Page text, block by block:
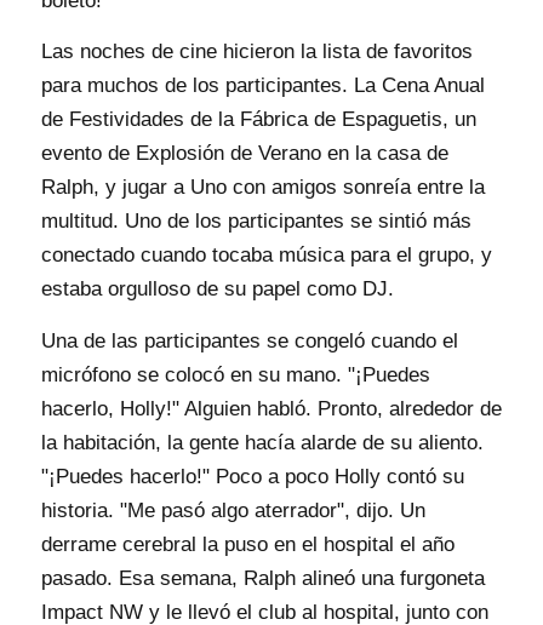
Las noches de cine hicieron la lista de favoritos
para muchos de los participantes. La Cena Anual
de Festividades de la Fábrica de Espaguetis, un
evento de Explosión de Verano en la casa de
Ralph, y jugar a Uno con amigos sonreía entre la
multitud. Uno de los participantes se sintió más
conectado cuando tocaba música para el grupo, y
estaba orgulloso de su papel como DJ.
Una de las participantes se congeló cuando el
micrófono se colocó en su mano. "¡Puedes
hacerlo, Holly!" Alguien habló. Pronto, alrededor de
la habitación, la gente hacía alarde de su aliento.
"¡Puedes hacerlo!" Poco a poco Holly contó su
historia. "Me pasó algo aterrador", dijo. Un
derrame cerebral la puso en el hospital el año
pasado. Esa semana, Ralph alineó una furgoneta
Impact NW y le llevó el club al hospital, junto con